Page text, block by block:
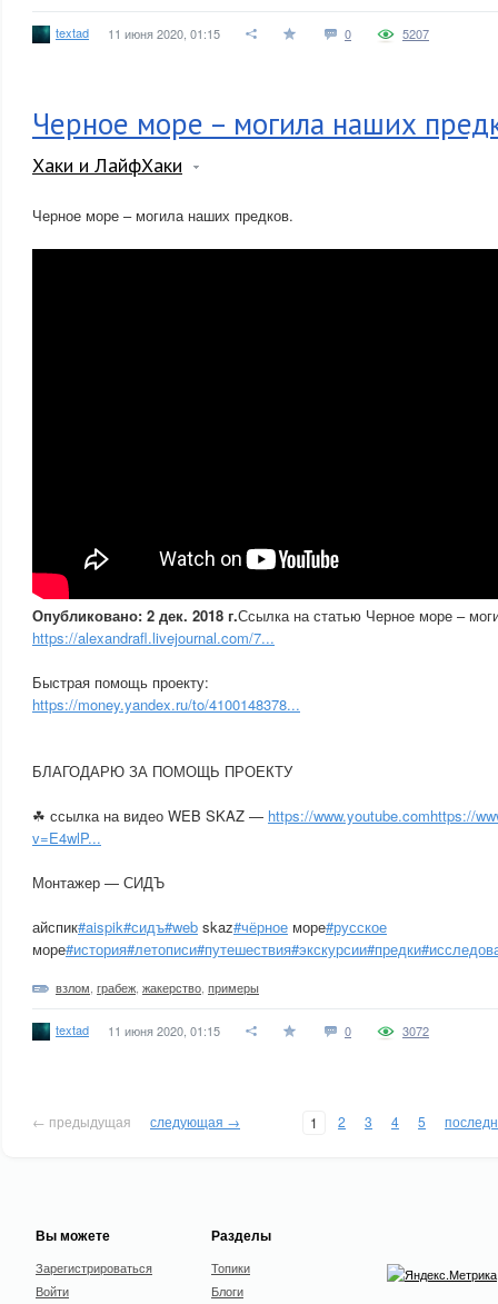
textad 11 июня 2020, 01:15 0 5207
Черное море – могила наших
Хаки и ЛайфХаки
Черное море – могила наших предков.
Опубликовано: 2 дек. 2018 г.Ссылка на статью Черное море –
https://alexandrafl.livejournal.com/7...
Быстрая помощь проекту:
https://money.yandex.ru/to/4100148378...
БЛАГОДАРЮ ЗА ПОМОЩЬ ПРОЕКТУ
☘ ссылка на видео WEB SKAZ — https://www.youtube.comhttps://
v=E4wlP...
Монтажер — СИДЪ
айспик#aispik#сидъ#web skaz#чёрное море#русское
море#история#летописи#путешествия#экскурсии#предки
взлом грабеж жакерство примеры
textad 11 июня 2020, 01:15 0 3072
← предыдущая следующая → 1 2 3 4 5
Вы можете
Зарегистрироваться
Войти
Разделы
Топики
Блоги